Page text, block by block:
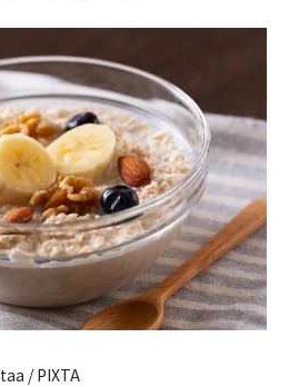
taa / PIXTA